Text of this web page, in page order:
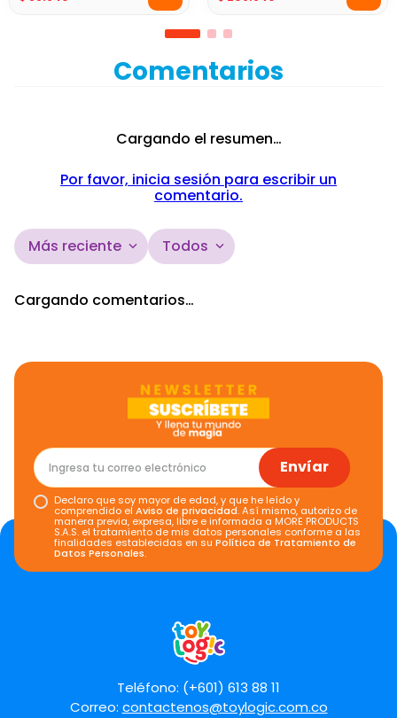
Comentarios
Cargando el resumen…
Por favor, inicia sesión para escribir un
comentario.
Más reciente Todos
Cargando comentarios…
Envíar
Declaro que soy mayor de edad, y que he leído y
comprendido elAviso de privacidad. Así mismo, autorizo de
manera previa, expresa, libre e informada a MORE PRODUCTS
S.A.S. el tratamiento de mis datos personales conforme a las
finalidades establecidas en suPolítica de Tratamiento de
Datos Personales.
Teléfono: (+601) 613 88 11
Correo: contactenos@toylogic.com.co